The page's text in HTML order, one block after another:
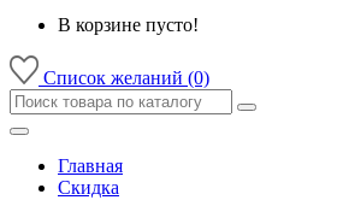
В корзине пусто!
Список желаний (0)
Главная
Скидка